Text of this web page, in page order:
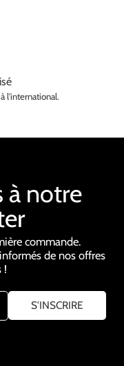
l'international.
à notre
commande.
de nos offres
!
S'INSCRIRE